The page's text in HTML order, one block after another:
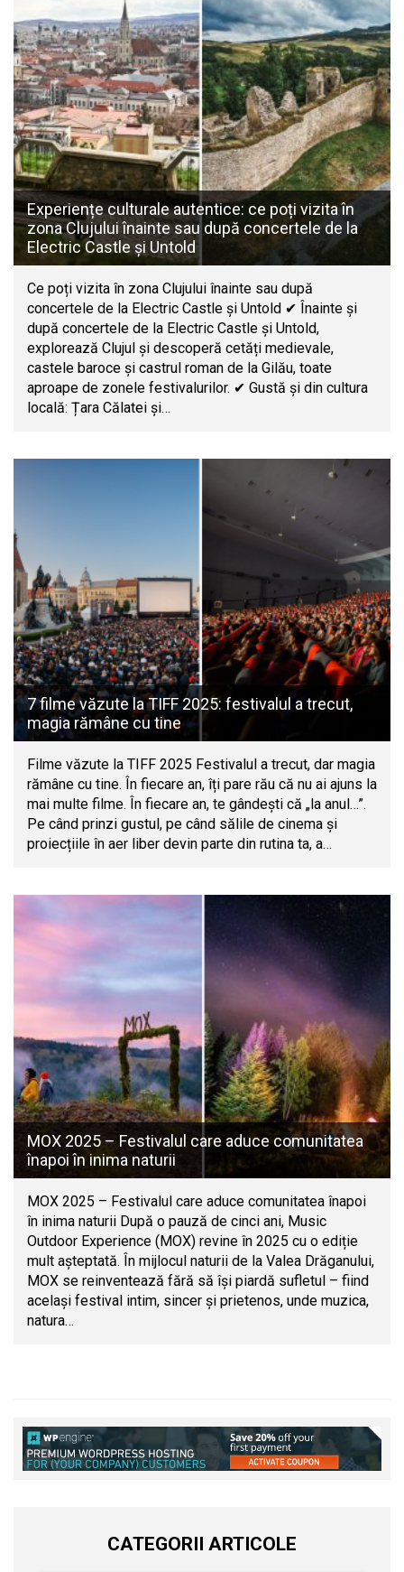
Experiențe culturale autentice: ce poți vizita în
zona Clujului înainte sau după concertele de la
Electric Castle și Untold
Ce poți vizita în zona Clujului înainte sau după
concertele de la Electric Castle și Untold ✔ Înainte și
după concertele de la Electric Castle și Untold,
explorează Clujul și descoperă cetăți medievale,
castele baroce și castrul roman de la Gilău, toate
aproape de zonele festivalurilor. ✔ Gustă și din cultura
locală: Țara Călatei și…
7 filme văzute la TIFF 2025: festivalul a trecut,
magia rămâne cu tine
Filme văzute la TIFF 2025 Festivalul a trecut, dar magia
rămâne cu tine. În fiecare an, îți pare rău că nu ai ajuns la
mai multe filme. În fiecare an, te gândești că „la anul…”.
Pe când prinzi gustul, pe când sălile de cinema și
proiecțiile în aer liber devin parte din rutina ta, a…
MOX 2025 – Festivalul care aduce comunitatea
înapoi în inima naturii
MOX 2025 – Festivalul care aduce comunitatea înapoi
în inima naturii După o pauză de cinci ani, Music
Outdoor Experience (MOX) revine în 2025 cu o ediție
mult așteptată. În mijlocul naturii de la Valea Drăganului,
MOX se reinventează fără să își piardă sufletul – fiind
același festival intim, sincer și prietenos, unde muzica,
natura…
CATEGORII ARTICOLE